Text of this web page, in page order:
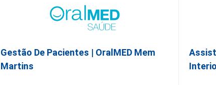
celebramos a autenticidade de cada uma das nossas
Pessoas. Acreditamos que as nossas pessoas são o
nosso sucesso, por isso, sabemos que consigo
Gestão De Pacientes | OralMED Mem
Martins